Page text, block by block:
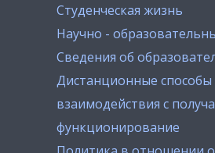
Студенческая жизнь
Научно -
Сведения об
Дистанционные способы
взаимодействия с
функционирование